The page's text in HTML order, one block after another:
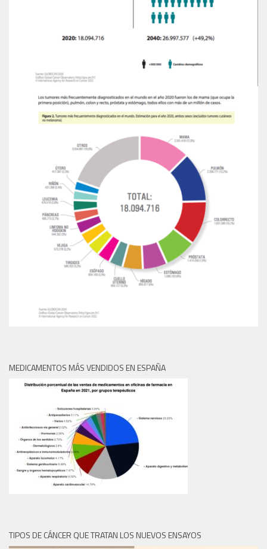
MEDICAMENTOS MÁS VENDIDOS EN ESPAÑA
TIPOS DE CÁNCER QUE TRATAN LOS NUEVOS ENSAYOS